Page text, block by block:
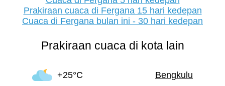
Prakiraan cuaca di Fergana 15 hari kedepan
Cuaca di Fergana bulan ini - 30 hari kedepan
Prakiraan cuaca di kota lain
+25°C
Bengkulu